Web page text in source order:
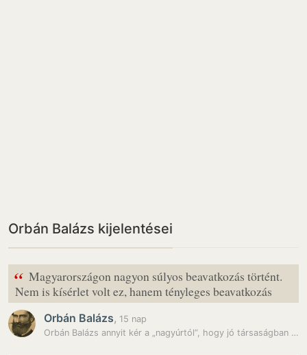
Orbán Balázs kijelentései
“ Magyarországon nagyon súlyos beavatkozás történt.
Nem is kísérlet volt ez, hanem tényleges beavatkozás
Orbán Balázs, 15 nap
Orbán Balázs annyit kér a „nagyúrtól”, hogy jó társaságban mehessen…